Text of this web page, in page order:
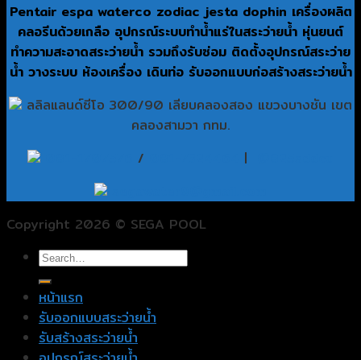
Pentair espa waterco zodiac jesta dophin เครื่องผลิต
คลอรีนด้วยเกลือ อุปกรณ์ระบบทำน้ำแร่ในสระว่ายน้ำ หุ่นยนต์
ทำความสะอาดสระว่ายน้ำ รวมถึงรับซ่อม ติดตั้งอุปกรณ์สระว่าย
น้ำ วางระบบ ห้องเครื่อง เดินท่อ รับออกแบบก่อสร้างสระว่ายน้ำ
ลลิลแลนด์ซีโอ 300/90 เลียบคลองสอง แขวงบางชัน เขต
คลองสามวา กทม.
/ |
Copyright 2026 © SEGA POOL
หน้าแรก
รับออกแบบสระว่ายน้ำ
รับสร้างสระว่ายน้ำ